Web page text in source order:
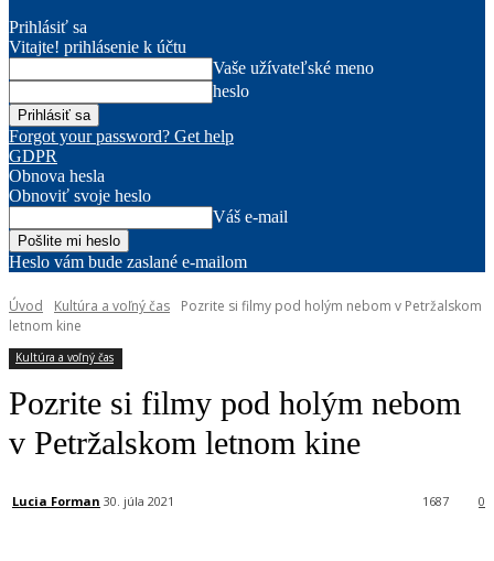
Prihlásiť sa
Vitajte! prihlásenie k účtu
Vaše užívateľské meno
heslo
Forgot your password? Get help
GDPR
Obnova hesla
Obnoviť svoje heslo
Váš e-mail
Heslo vám bude zaslané e-mailom
Úvod Kultúra a voľný čas
Pozrite si filmy pod holým nebom v Petržalskom
letnom kine
Kultúra a voľný čas
Pozrite si filmy pod holým nebom
v Petržalskom letnom kine
Lucia Forman 30. júla 2021 0
1687